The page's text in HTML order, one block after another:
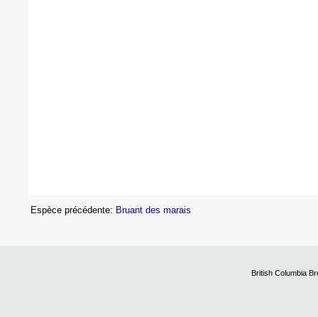
Espèce précédente: Bruant des marais
British Columbia